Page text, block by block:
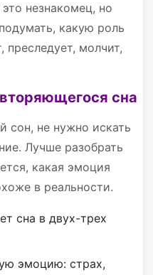
незнакомец, но
какую роль
преследует, молчит,
сна
сон, не нужно искать
Лучше разобрать
какая эмоция
в реальности.
сна в двух-трех
эмоцию: страх,